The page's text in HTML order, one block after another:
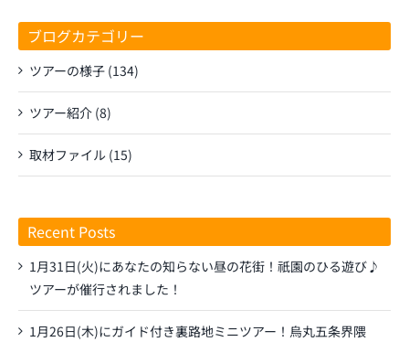
ブログカテゴリー
ツアーの様子 (134)
ツアー紹介 (8)
取材ファイル (15)
Recent Posts
1月31日(火)にあなたの知らない昼の花街！祇園のひる遊び♪
ツアーが催行されました！
1月26日(木)にガイド付き裏路地ミニツアー！烏丸五条界隈